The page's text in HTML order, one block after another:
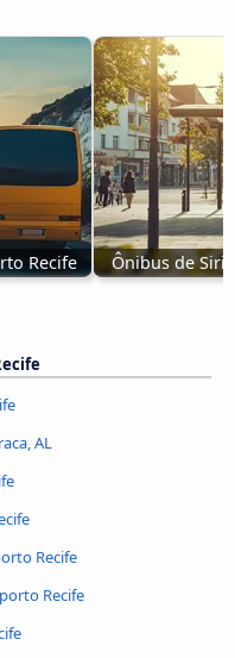
Recife Ônibus de
AL
Recife
Recife